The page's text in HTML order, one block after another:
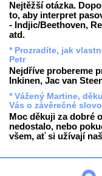
Nejtěžší otázka.
to, aby interpret
- Indjic/Beethoven,
atd.
* Prozradíte, jak
Petr
Nejdříve probereme
Inkinen, Jac van
* Vážený Martine,
Vás o závěrečné
Moc děkuji za dobré
nedostalo, nebo
všem, ať si užívají